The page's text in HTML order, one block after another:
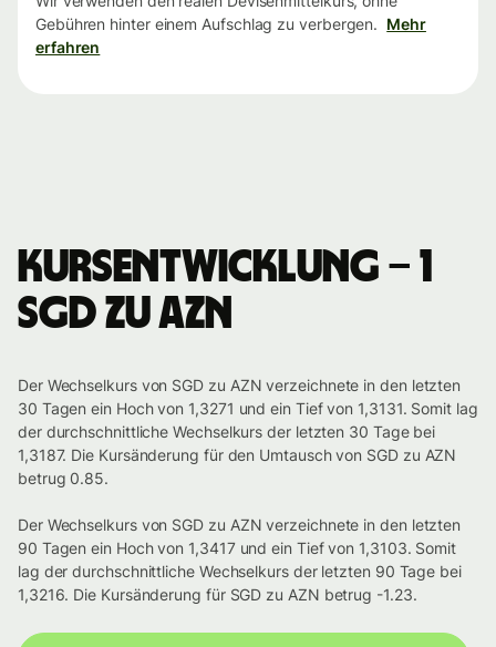
Gebühren hinter einem Aufschlag zu verbergen. Mehr
erfahren
Kursentwicklung – 1
SGD zu AZN
Der Wechselkurs von SGD zu AZN verzeichnete in den letzten
30 Tagen ein Hoch von 1,3271 und ein Tief von 1,3131. Somit lag
der durchschnittliche Wechselkurs der letzten 30 Tage bei
1,3187. Die Kursänderung für den Umtausch von SGD zu AZN
betrug 0.85.
Der Wechselkurs von SGD zu AZN verzeichnete in den letzten
90 Tagen ein Hoch von 1,3417 und ein Tief von 1,3103. Somit
lag der durchschnittliche Wechselkurs der letzten 90 Tage bei
1,3216. Die Kursänderung für SGD zu AZN betrug -1.23.